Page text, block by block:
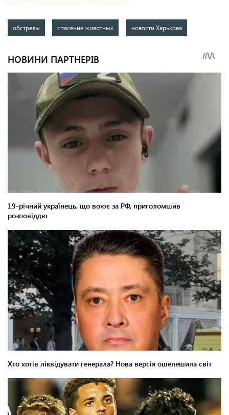
обстрелы спасение животных новости Харькова